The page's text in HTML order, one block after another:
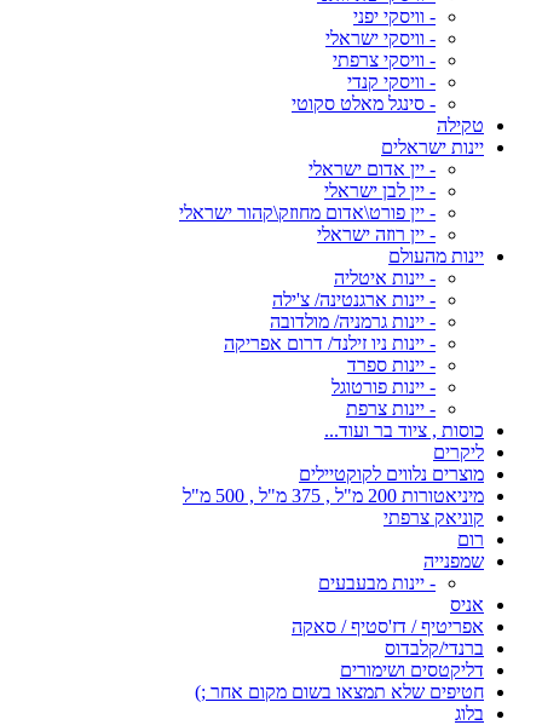
- וויסקי יפני
- וויסקי ישראלי
- וויסקי צרפתי
- וויסקי קנדי
- סינגל מאלט סקוטי
טקילה
יינות ישראלים
- יין אדום ישראלי
- יין לבן ישראלי
- יין פורט\אדום מחוזק\קהור ישראלי
- יין רוזה ישראלי
יינות מהעולם
- יינות איטליה
- יינות ארגנטינה/ צ'ילה
- יינות גרמניה/ מולדובה
- יינות ניו זילנד/ דרום אפריקה
- יינות ספרד
- יינות פורטוגל
- יינות צרפת
כוסות , ציוד בר ועוד...
ליקרים
מוצרים נלווים לקוקטיילים
מיניאטורות 200 מ"ל , 375 מ"ל , 500 מ"ל
קוניאק צרפתי
רום
שמפנייה
- יינות מבעבעים
אניס
אפריטיף / דז'סטיף / סאקה
ברנדי/קלבדוס
דליקטסים ושימורים
חטיפים שלא תמצאו בשום מקום אחר ;)
בלוג